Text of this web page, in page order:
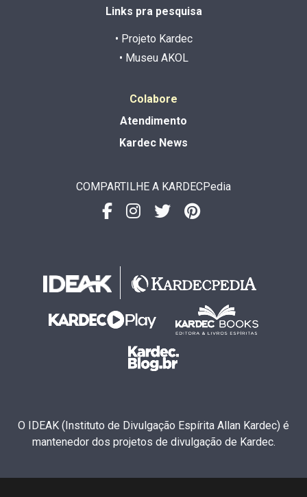
Links pra pesquisa
• Projeto Kardec
• Museu AKOL
Colabore
Atendimento
Kardec News
COMPARTILHE A KARDECPedia
O IDEAK (Instituto de Divulgação Espírita Allan Kardec) é
mantenedor dos projetos de divulgação de Kardec.